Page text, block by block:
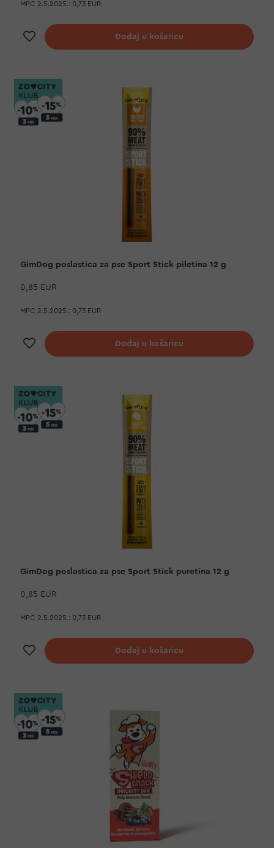
MPC 2.5.2025.: 0,73 EUR
Dodaj na listu želja
Dodaj u košaricu
GimDog poslastica za pse Sport Stick piletina 12 g
0,85 EUR
MPC 2.5.2025.: 0,73 EUR
Dodaj na listu želja
Dodaj u košaricu
GimDog poslastica za pse Sport Stick puretina 12 g
0,85 EUR
MPC 2.5.2025.: 0,73 EUR
Dodaj na listu želja
Dodaj u košaricu